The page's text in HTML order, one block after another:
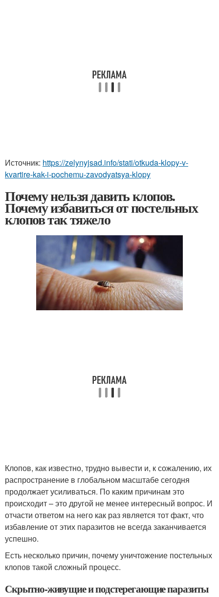
Источник: https://zelynyjsad.info/stati/otkuda-klopy-v-
kvartire-kak-i-pochemu-zavodyatsya-klopy
Почему нельзя давить клопов.
Почему избавиться от постельных
клопов так тяжело
Клопов, как известно, трудно вывести и, к сожалению, их
распространение в глобальном масштабе сегодня
продолжает усиливаться. По каким причинам это
происходит – это другой не менее интересный вопрос. И
отчасти ответом на него как раз является тот факт, что
избавление от этих паразитов не всегда заканчивается
успешно.
Есть несколько причин, почему уничтожение постельных
клопов такой сложный процесс.
Скрытно-живущие и подстерегающие паразиты